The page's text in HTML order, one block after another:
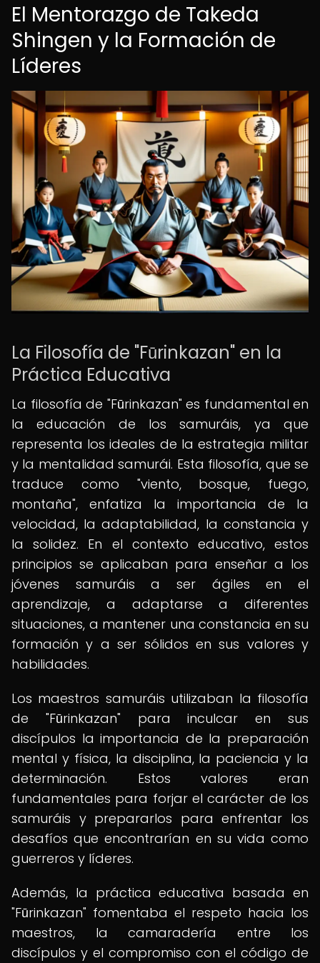
El Mentorazgo de Takeda
Shingen y la Formación de
Líderes
La Filosofía de "Fūrinkazan" en la
Práctica Educativa
La filosofía de "Fūrinkazan" es fundamental en
la educación de los samuráis, ya que
representa los ideales de la estrategia militar
y la mentalidad samurái. Esta filosofía, que se
traduce como "viento, bosque, fuego,
montaña", enfatiza la importancia de la
velocidad, la adaptabilidad, la constancia y
la solidez. En el contexto educativo, estos
principios se aplicaban para enseñar a los
jóvenes samuráis a ser ágiles en el
aprendizaje, a adaptarse a diferentes
situaciones, a mantener una constancia en su
formación y a ser sólidos en sus valores y
habilidades.
Los maestros samuráis utilizaban la filosofía
de "Fūrinkazan" para inculcar en sus
discípulos la importancia de la preparación
mental y física, la disciplina, la paciencia y la
determinación. Estos valores eran
fundamentales para forjar el carácter de los
samuráis y prepararlos para enfrentar los
desafíos que encontrarían en su vida como
guerreros y líderes.
Además, la práctica educativa basada en
"Fūrinkazan" fomentaba el respeto hacia los
maestros, la camaradería entre los
discípulos y el compromiso con el código de